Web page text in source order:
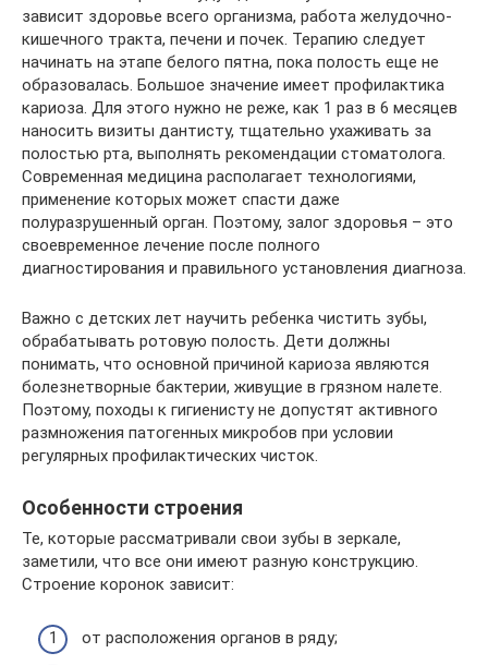
зависит здоровье всего организма, работа желудочно-
кишечного тракта, печени и почек. Терапию следует
начинать на этапе белого пятна, пока полость еще не
образовалась. Большое значение имеет профилактика
кариоза. Для этого нужно не реже, как 1 раз в 6 месяцев
наносить визиты дантисту, тщательно ухаживать за
полостью рта, выполнять рекомендации стоматолога.
Современная медицина располагает технологиями,
применение которых может спасти даже
полуразрушенный орган. Поэтому, залог здоровья – это
своевременное лечение после полного
диагностирования и правильного установления диагноза.
Важно с детских лет научить ребенка чистить зубы,
обрабатывать ротовую полость. Дети должны
понимать, что основной причиной кариоза являются
болезнетворные бактерии, живущие в грязном налете.
Поэтому, походы к гигиенисту не допустят активного
размножения патогенных микробов при условии
регулярных профилактических чисток.
Особенности строения
Те, которые рассматривали свои зубы в зеркале,
заметили, что все они имеют разную конструкцию.
Строение коронок зависит:
от расположения органов в ряду;